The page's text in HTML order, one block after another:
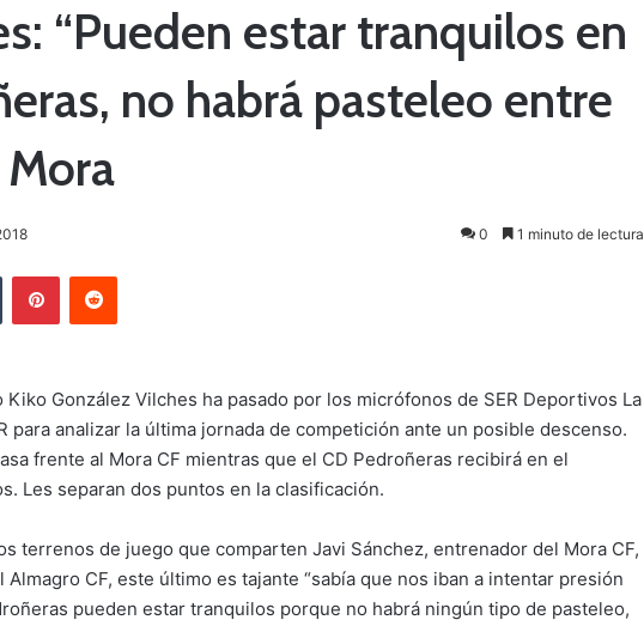
“Pueden estar tranquilos en
no habrá pasteleo entre
0 1 minuto de lectura
González Vilches ha pasado por los micrófonos de SER Deportivos La
para analizar la última jornada de competición ante un posible descenso.
frente al Mora CF mientras que el CD Pedroñeras recibirá en el
Les separan dos puntos en la clasificación.
terrenos de juego que comparten Javi Sánchez, entrenador del Mora CF,
CF, este último es tajante “sabía que nos iban a intentar presión
pueden estar tranquilos porque no habrá ningún tipo de pasteleo,